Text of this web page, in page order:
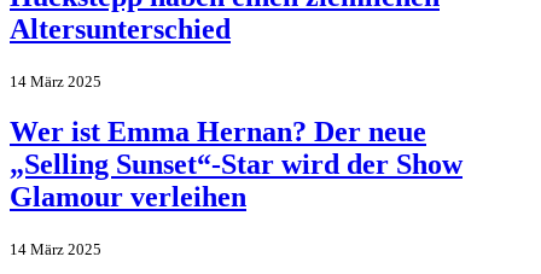
Altersunterschied
14 März 2025
Wer ist Emma Hernan? Der neue
„Selling Sunset“-Star wird der Show
Glamour verleihen
14 März 2025